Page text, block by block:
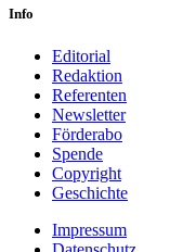
Info
Editorial
Redaktion
Referenten
Newsletter
Förderabo
Spende
Copyright
Geschichte
Impressum